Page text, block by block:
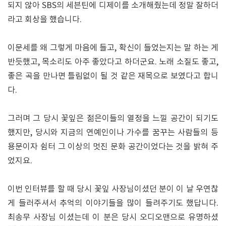
되지 않아 SBS의 세븐틴에 디제이를 소개해줬는데 정말 잘하더
라고 회상을 했습니다.
이문세를 왜 그렇게 마음에 들고, 확신이 들었는지는 말 하는 게
반듯했고, 목소리도 아주 좋았다고 하더군요. 노래 소질도 좋고,
좋은 곡을 만나면 틀림없이 될 것 같은 재목으로 보였다고 합니
다.
그러며 그 당시 꽃잎은 젊은이들의 열정을 느낄 공간이 되기도
했지만, 당시와 지금의 연예인이나 가수를 꿈꾸는 사람들의 등
용문이자 쉼터 그 이상의 멋진 문화 공간이었다는 것을 밝혀 주
었지요.
이번 인터뷰를 할 때 당시 꽃잎 사장님이셨던 분이 이 날 우연찮
게 들러주셔서 추억의 이야기들을 많이 들려주기도 했답니다.
최송무 사장님 이셨는데 이 분은 당시 오디오맨으로 유명하셨